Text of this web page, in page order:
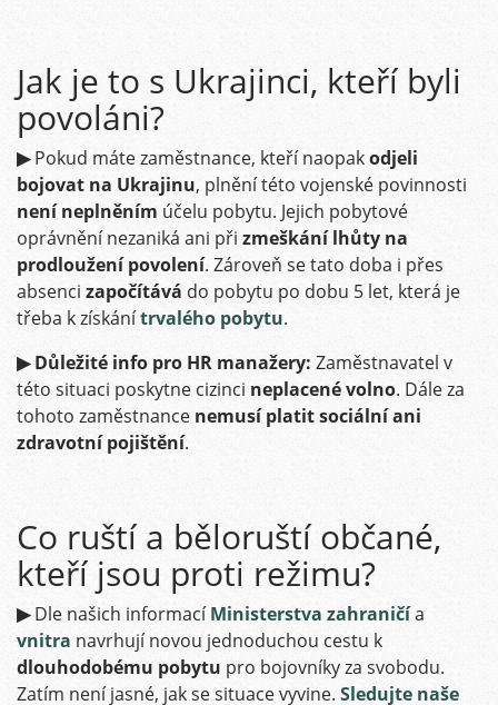
Jak je to s Ukrajinci, kteří byli
povoláni?
▶Pokud máte zaměstnance, kteří naopakodjeli
bojovat na Ukrajinu, plnění této vojenské povinnosti
není neplněním účelu pobytu. Jejich pobytové
oprávnění nezaniká ani při zmeškání lhůty na
prodloužení povolení. Zároveň se tato doba i přes
absenci započítává do pobytu po dobu 5 let, která je
třeba k získánítrvalého pobytu.
▶ Důležité info pro HR manažery: Zaměstnavatel v
této situaci poskytne cizinci neplacené volno. Dále za
tohoto zaměstnance nemusí platit sociální ani
zdravotní pojištění.
Co ruští a běloruští občané,
kteří jsou proti režimu?
▶Dle našich informací Ministerstva zahraničía
vnitra navrhují novou jednoduchou cestu k
dlouhodobému pobytu pro bojovníky za svobodu.
Zatím není jasné, jak se situace vyvine. Sledujte naše